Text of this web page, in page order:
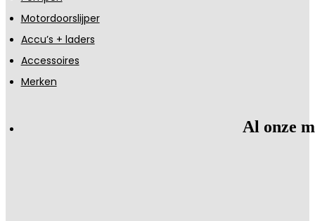
Motordoorslijper
Accu’s + laders
Accessoires
Merken
Al onze